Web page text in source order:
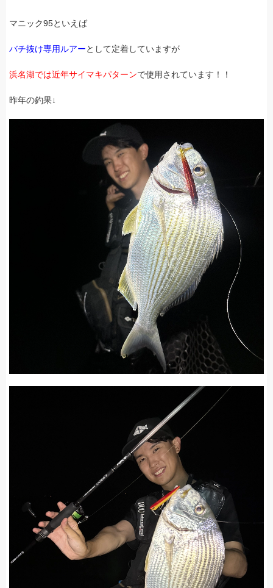
マニック95といえば
バチ抜け専用ルアーとして定着していますが
浜名湖では近年サイマキパターンで使用されています！！
昨年の釣果↓